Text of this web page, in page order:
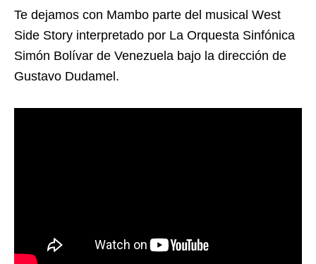
Te dejamos con Mambo parte del musical West
Side Story interpretado por La Orquesta Sinfónica
Simón Bolívar de Venezuela bajo la dirección de
Gustavo Dudamel.